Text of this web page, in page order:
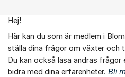
Om forumet
Hej!
Här kan du som är medlem i
ställa dina frågor om växter och
Du kan också läsa andras frågor
bidra med dina erfarenheter. Bli